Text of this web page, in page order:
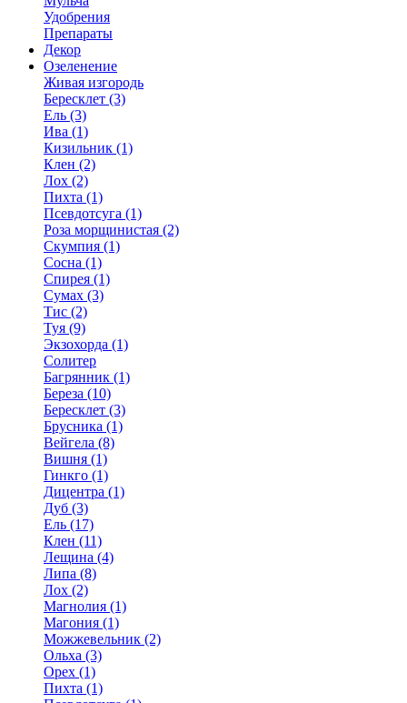
Удобрения
Препараты
Декор
Озеленение
Живая изгородь
Бересклет (3)
Ель (3)
Ива (1)
Кизильник (1)
Клен (2)
Лох (2)
Пихта (1)
Псевдотсуга (1)
Роза морщинистая (2)
Скумпия (1)
Сосна (1)
Спирея (1)
Сумах (3)
Тис (2)
Туя (9)
Экзохорда (1)
Солитер
Багрянник (1)
Береза (10)
Бересклет (3)
Брусника (1)
Вейгела (8)
Вишня (1)
Гинкго (1)
Дицентра (1)
Дуб (3)
Ель (17)
Клен (11)
Лещина (4)
Липа (8)
Лох (2)
Магнолия (1)
Магония (1)
Можжевельник (2)
Ольха (3)
Орех (1)
Пихта (1)